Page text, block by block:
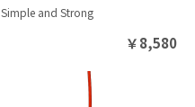
Simple and Strong
￥8,580